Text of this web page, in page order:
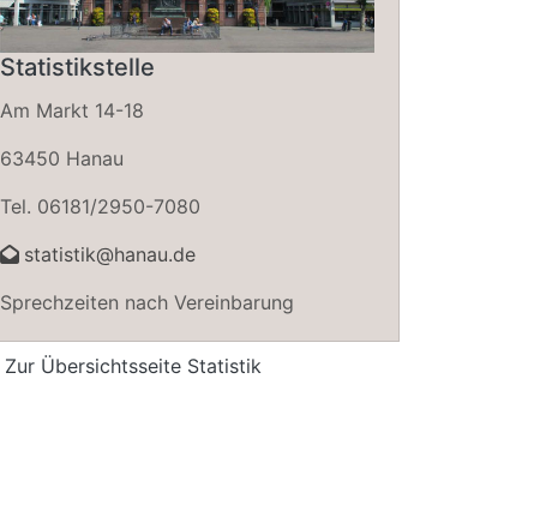
Statistikstelle
Am Markt 14-18
63450 Hanau
Tel. 06181/2950-7080
statistik@hanau.de
Sprechzeiten nach Vereinbarung
Zur Übersichtsseite Statistik